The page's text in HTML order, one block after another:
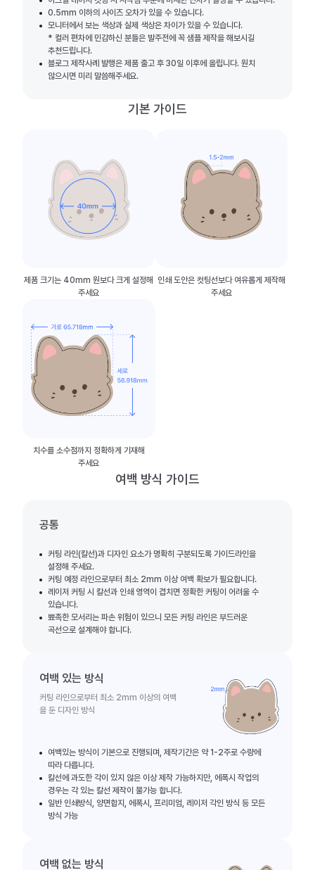
0.5mm 이하의 사이즈 오차가 있을 수 있습니다.
모니터에서 보는 색상과 실제 색상은 차이가 있을 수 있습니다.
* 컬러 편차에 민감하신 분들은 발주전에 꼭 샘플 제작을 해보시길
추천드립니다.
블로그 제작사례 발행은 제품 출고 후 30일 이후에 올립니다. 원치
않으시면 미리 말씀해주세요.
기본 가이드
제품 크기는 40mm 원보다 크게 설정해
주세요
인쇄 도안은 컷팅선보다 여유롭게 제작해
주세요
치수를 소수점까지 정확하게 기재해
주세요
여백 방식 가이드
공통
커팅 라인(칼선)과 디자인 요소가 명확히 구분되도록 가이드라인을
설정해 주세요.
커팅 예정 라인으로부터 최소 2mm 이상 여백 확보가 필요합니다.
레이저 커팅 시 칼선과 인쇄 영역이 겹치면 정확한 커팅이 어려울 수
있습니다.
뾰족한 모서리는 파손 위험이 있으니 모든 커팅 라인은 부드러운
곡선으로 설계해야 합니다.
여백 있는 방식
커팅 라인으로부터 최소 2mm 이상의 여백
을 둔 디자인 방식
여백있는 방식이 기본으로 진행되며, 제작기간은 약 1-2주로 수량에
따라 다릅니다.
칼선에 과도한 각이 있지 않은 이상 제작 가능하지만, 에폭시 작업의
경우는 각 있는 칼선 제작이 불가능 합니다.
일반 인쇄방식, 양면합지, 에폭시, 프리미엄, 레이저 각인 방식 등 모든
방식 가능
여백 없는 방식